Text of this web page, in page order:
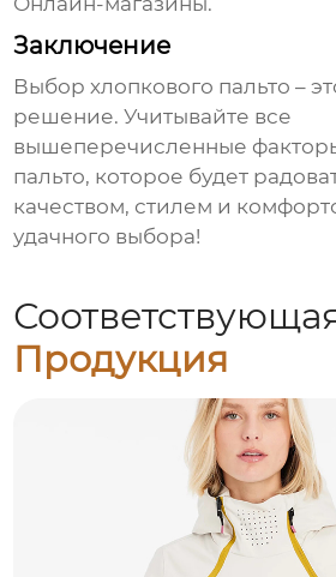
Заключение
Выборхлопкового пальто –
решение. Учитывайте все
вышеперечисленные
пальто, которое будет
качеством, стилем и
удачного выбора!
Продукция